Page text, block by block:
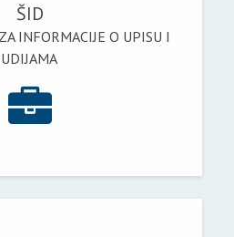
ŠID
INFORMACIJE O UPISU I